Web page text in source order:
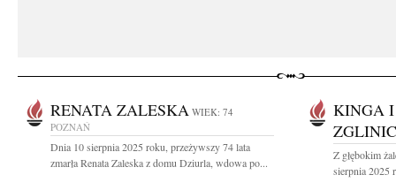
RENATA ZALESKA WIEK: 74
POZNAŃ
Dnia 10 sierpnia 2025 roku, przeżywszy 74 lata
zmarła Renata Zaleska z domu Dziurla, wdowa po...
KINGA
Z głębokim
sierpnia 2025